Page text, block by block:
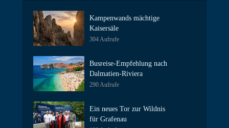
Kampenwands mächtige
Kaisersäle
304 Aufrufe
Busreise-Empfehlung nach
Dalmatien-Riviera
290 Aufrufe
Ein neues Tor zur Wildnis
für Grafenau